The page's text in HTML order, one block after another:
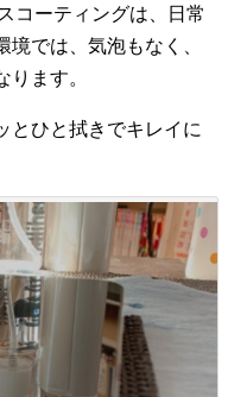
コーティングは、日常
では、気泡もなく、
ます。
とひと拭きでキレイに